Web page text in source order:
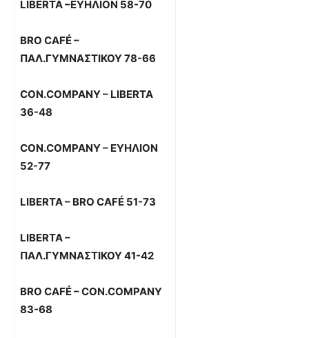
LIBERTA –ΕΥΗΛΙΟΝ 58-70
BRO CAFÉ –
ΠΑΛ.ΓΥΜΝΑΣΤΙΚΟΥ78-66
CON.COMPANY – LIBERTA
36-48
CON.COMPANY – ΕΥΗΛΙΟΝ
52-77
LIBERTA – BRO CAFÉ 51-73
LIBERTA –
ΠΑΛ.ΓΥΜΝΑΣΤΙΚΟΥ41-42
BRO CAFÉ – CON.COMPANY
83-68